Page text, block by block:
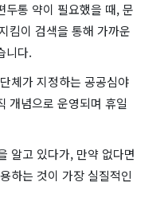
두통 약이 필요했을 때, 문
킴이 검색을 통해 가까운
니다.
체가 지정하는 공공심야
개념으로 운영되며 휴일
알고 있다가, 만약 없다면
하는 것이 가장 실질적인